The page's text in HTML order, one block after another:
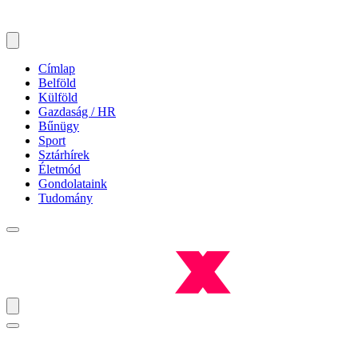
Címlap
Belföld
Külföld
Gazdaság / HR
Bűnügy
Sport
Sztárhírek
Életmód
Gondolataink
Tudomány